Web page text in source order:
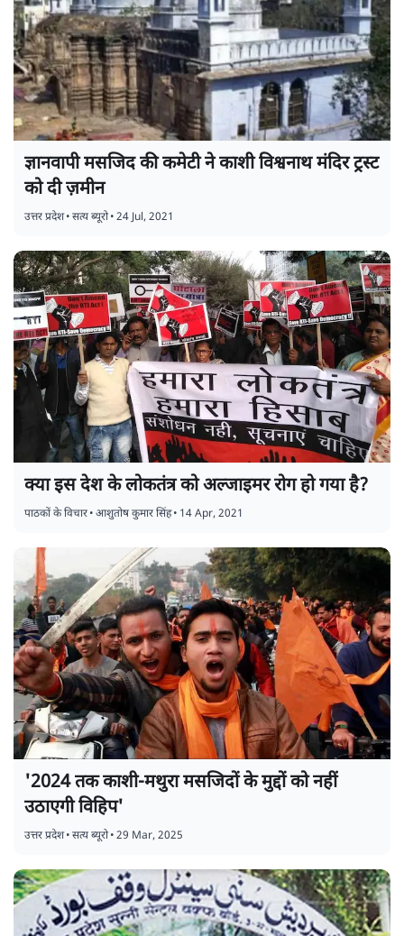
ज्ञानवापी मसजिद की कमेटी ने काशी विश्वनाथ मंदिर ट्रस्ट
को दी ज़मीन
उत्तर प्रदेश•सत्य ब्यूरो•24 Jul, 2021
क्या इस देश के लोकतंत्र को अल्जाइमर रोग हो गया है?
पाठकों के विचार•आशुतोष कुमार सिंह• 14 Apr, 2021
'2024 तक काशी-मथुरा मसजिदों के मुद्दों को नहीं
उठाएगी विहिप'
उत्तर प्रदेश•सत्य ब्यूरो•29 Mar, 2025